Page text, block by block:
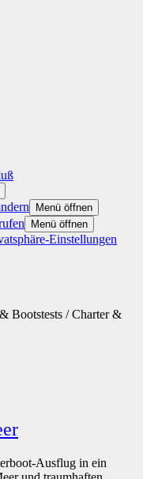
Menü öffnen
Menü öffnen
Einstellungen
Bootstests / Charter &
Ausflug in ein